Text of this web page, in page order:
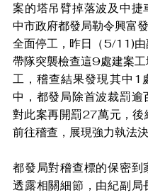
案的塔吊臂掉落波及中捷
中市政府都發局勒令興富
全面停工，昨日（5/11)
帶隊突襲檢查這9處建案
工，稽查結果發現其中1
中，都發局除首波裁罰逾
對此案再開罰27萬元，後
前往稽查，展現強力執法決
都發局對稽查標的保密到
透露相關細節，由紀副局